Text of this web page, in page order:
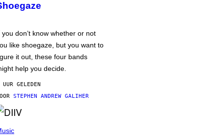
you don’t know whether or not
like shoegaze, but you want to
it out, these four bands
help you decide.
GELEDEN
STEPHEN ANDREW GALIHER